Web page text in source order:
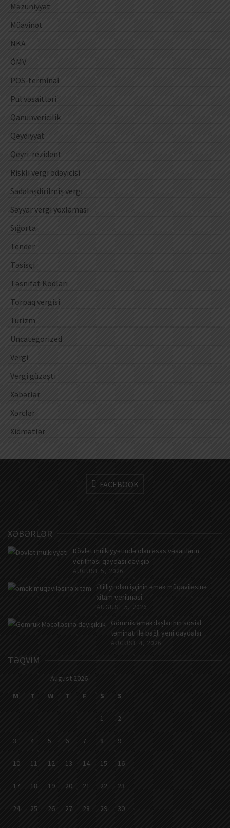
Məzuniyyət
Müavinət
NKA
ÖMV
POS-terminal
Pul vəsaitləri
Qanunvericilik
Qeydiyyat
Qeyri-rezident
Riskli vergi ödəyicisi
Sadələşdirilmiş vergi
Səyyar vergi yoxlaması
Sığorta
Tender
Təsisçi
Təsnifat Kodları
Torpaq vergisi
Turizm
Uncategorized
Vergi
Vergi güzəşti
Xəbərlər
Xərclər
Xidmətlər
FACEBOOK
XƏBƏRLƏR
Dövlət mülkiyyətində olan əsas vəsaitlərin
verilməsi qaydası dəyişib
AUGUST 5, 2026
Əlilliyi olan işçinin əmək müqaviləsinə
xitam verilməsi
AUGUST 5, 2026
Gömrük əməkdaşlarının sosial
təminatı ilə bağlı yeni qaydalar
AUGUST 4, 2026
TƏQVIM
August 2026
M
T W T F S S
1 2
3 4 5 6 7 8 9
10 11 12 13 14 15 16
17 18 19 20 21 22 23
24 25 26 27 28 29 30